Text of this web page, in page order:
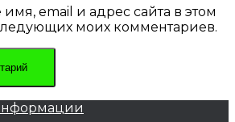
email и адрес сайта в этом
моих комментариев.